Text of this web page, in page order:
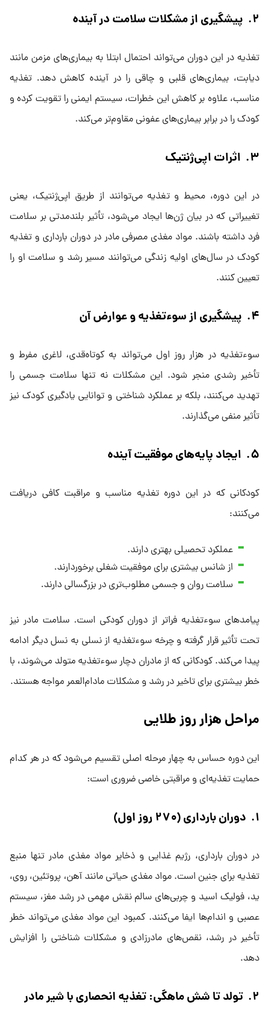
۲. پیشگیری از مشکلات سلامت در آینده
تغذیه در این دوران می‌تواند احتمال ابتلا به بیماری‌های مزمن مانند
دیابت، بیماری‌های قلبی و چاقی را در آینده کاهش دهد. تغذیه
مناسب، علاوه بر کاهش این خطرات، سیستم ایمنی را تقویت کرده و
کودک را در برابر بیماری‌های عفونی مقاوم‌تر می‌کند.
۳. اثرات اپی‌ژنتیک
در این دوره، محیط و تغذیه می‌توانند از طریق اپی‌ژنتیک، یعنی
تغییراتی که در بیان ژن‌ها ایجاد می‌شود، تأثیر بلندمدتی بر سلامت
فرد داشته باشند. مواد مغذی مصرفی مادر در دوران بارداری و تغذیه
کودک در سال‌های اولیه زندگی می‌توانند مسیر رشد و سلامت او را
تعیین کنند.
۴. پیشگیری از سوءتغذیه و عوارض آن
سوءتغذیه در هزار روز اول می‌تواند به کوتاه‌قدی، لاغری مفرط و
تأخیر رشدی منجر شود. این مشکلات نه تنها سلامت جسمی را
تهدید می‌کنند، بلکه بر عملکرد شناختی و توانایی یادگیری کودک نیز
تأثیر منفی می‌گذارند.
۵. ایجاد پایه‌های موفقیت آینده
کودکانی که در این دوره تغذیه مناسب و مراقبت کافی دریافت
می‌کنند:
عملکرد تحصیلی بهتری دارند.
از شانس بیشتری برای موفقیت شغلی برخوردارند.
سلامت روان و جسمی مطلوب‌تری در بزرگسالی دارند.
پیامدهای سوءتغذیه فراتر از دوران کودکی است. سلامت مادر نیز
تحت تأثیر قرار گرفته و چرخه سوءتغذیه از نسلی به نسل دیگر ادامه
پیدا می‌کند. کودکانی که از مادران دچار سوءتغذیه متولد می‌شوند، با
خطر بیشتری برای تاخیر در رشد و مشکلات مادام‌العمر مواجه هستند.
مراحل هزار روز طلایی
این دوره حساس به چهار مرحله اصلی تقسیم می‌شود که در هر کدام
حمایت تغذیه‌ای و مراقبتی خاصی ضروری است:
۱. دوران بارداری (۲۷۰ روز اول)
در دوران بارداری، رژیم غذایی و ذخایر مواد مغذی مادر تنها منبع
تغذیه برای جنین است. مواد مغذی حیاتی مانند آهن، پروتئین، روی،
ید، فولیک اسید و چربی‌های سالم نقش مهمی در رشد مغز، سیستم
عصبی و اندام‌ها ایفا می‌کنند. کمبود این مواد مغذی می‌تواند خطر
تأخیر در رشد، نقص‌های مادرزادی و مشکلات شناختی را افزایش
دهد.
۲. تولد تا شش ماهگی: تغذیه انحصاری با شیر مادر